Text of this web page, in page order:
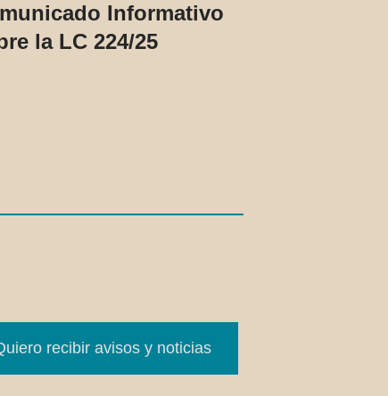
Informativo
la LC 224/25
recibir avisos y noticias